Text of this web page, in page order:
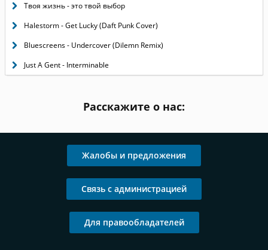
Твоя жизнь - это твой выбор
Halestorm - Get Lucky (Daft Punk Cover)
Bluescreens - Undercover (Dilemn Remix)
Just A Gent - Interminable
Расскажите о нас:
Жалобы и предложения
Связь с администрацией
Для правообладателей